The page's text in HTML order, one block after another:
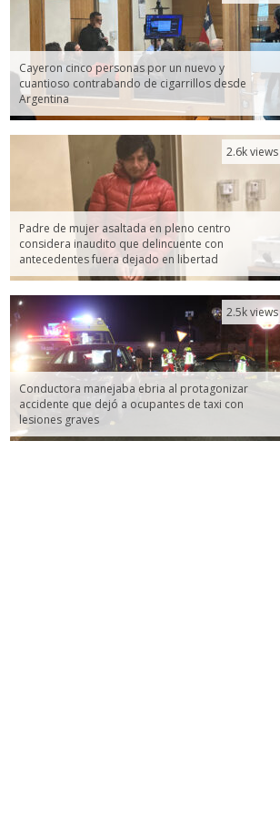
Cayeron cinco personas por un nuevo y
cuantioso contrabando de cigarrillos desde
Argentina
Padre de mujer asaltada en pleno centro
considera inaudito que delincuente con
antecedentes fuera dejado en libertad
2.6k views
Conductora manejaba ebria al protagonizar
accidente que dejó a ocupantes de taxi con
lesiones graves
2.5k views